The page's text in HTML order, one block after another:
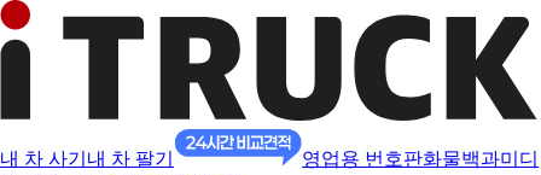
내 차 사기 내 차 팔기 영업용 번호판화물백과미디